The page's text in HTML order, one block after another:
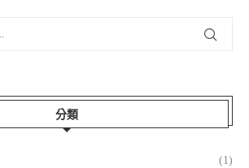
分類
(1)